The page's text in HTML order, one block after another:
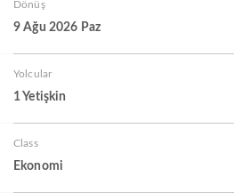
Dönüş
9 Ağu 2026 Paz
Yolcular
1 Yetişkin
Class
Ekonomi